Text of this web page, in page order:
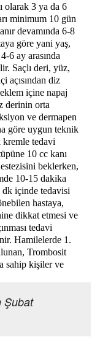
olarak 3 ya da 6
minimum 10 gün
devamında 6-8
göre yani yaş,
6 ay arasında
Saçlı deri, yüz,
açısından diz
içine napaj
derinin orta
ve dermapen
göre uygun teknik
kremle tedavi
10 cc kanı
beklerken,
10-15 dakika
dk içinde tedavisi
hastaya,
dikkat etmesi ve
tedavi
Hamilelerde 1.
Trombosit
sahip kişiler ve
Şubat